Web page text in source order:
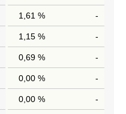
1,61 % -
1,15 % -
0,69 % -
0,00 % -
0,00 % -